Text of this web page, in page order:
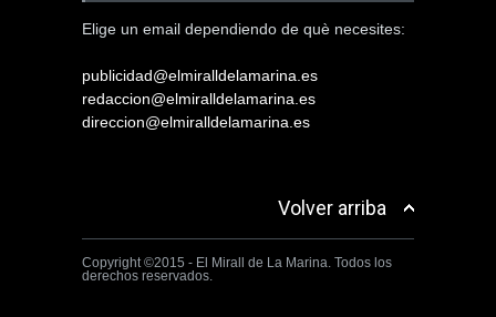
Elige un email dependiendo de què necesites:
publicidad@elmiralldelamarina.es
redaccion@elmiralldelamarina.es
direccion@elmiralldelamarina.es
Volver arriba
Copyright ©2015 - El Mirall de La Marina. Todos los
derechos reservados.